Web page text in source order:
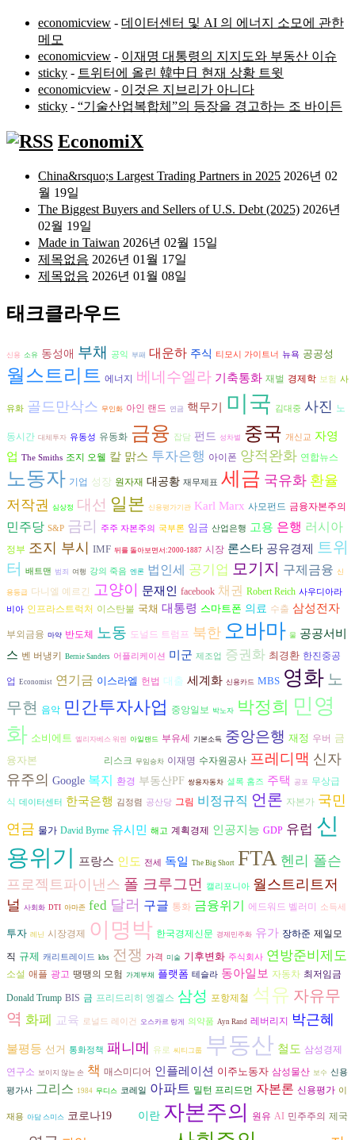
economicview - 데이터센터 및 AI 의 에너지 소모에 관한
메모
economicview - 이재명 대통령의 지지도와 부동산 이슈
sticky - 트위터에 올린 韓中日 현재 상황 트윗
economicview - 이것은 지브리가 아니다
sticky - “기술산업복합체”의 등장을 경고하는 조 바이든
EconomiX
China&rsquo;s Largest Trading Partners in 2025 2026년 02
월 19일
The Biggest Buyers and Sellers of U.S. Debt (2025) 2026년
02월 19일
Made in Taiwan 2026년 02월 15일
제목없음 2026년 01월 17일
제목없음 2026년 01월 08일
태크클라우드
신용 소유 동성애 부채 공익 부패 대운하 주식 티모시 가이트너 뉴욕 공공성
월스트리트 에너지 베네수엘라 기축통화 재벌 경제학 보험 사
유화 골드만삭스 무인화 아인 랜드 연금 핵무기 미국 김대중 사진 노
동시간 대체투자 유동성 유동화 금융 잡담 펀드 성차별 중국 개신교 자영
업 The Smiths 조지 오웰 칼 맑스 투자은행 아이폰 양적완화 연합뉴스
노동자 기업 성장 원자재 대공황 재무제표 세금 국유화 환율
저작권
심상정 대선 일본 신용평가기관 Karl Marx 사모펀드 금융자본주의
민주당 S&P 금리 주주 자본주의 국부론 임금 산업은행 고용 은행 러시아
정부 조지 부시 IMF 뒤를 돌아보면서:2000-1887 시장 론스타 공유경제
트위
터
배트맨 범죄 여행 강의 죽음 엔론 법인세 공기업 모기지 구제금융 신
용등급 다니엘 예르긴 고양이 문재인 facebook 채권 Robert Reich 사우디아라
비아 인프라스트럭처 이스탄불 국채 대통령 스마트폰 의료 수출 삼성전자
부외금융 마약 반도체 노동 도널드 트럼프 북한 오바마 물 공공서비
스 벤 버냉키 Bernie Sanders 어플리케이션 미군 제조업 증권화 최경환 한진중공
업 Economist 연기금 이스라엘 헌법 대출 세계화 신용카드 MBS 영화 노
무현
음악 민간투자사업 중앙일보 박노자 박정희 민영
화 소비에트 엘리자베스 워렌 아일랜드 부유세 기본소득 중앙은행 재정 우버 금
융자본
리스크 무임승차 이재명 수자원공사 프레디맥 신자
유주의 Google 복지 환경 부동산PF 쌍용자동차 셜록 홈즈 주택 공포 무상급
식 데이터센터 한국은행 김정렴 공산당 그림 비정규직 언론 자본가 국민
연금 물가 David Byrne 유시민 해고 계획경제 인공지능 GDP 유럽 신
용위기
프랑스 인도 전세 독일 The Big Short FTA 헨리 폴슨
프로젝트파이낸스 폴 크루그먼 캘리포니아 월스트리트저
널 사회화 DTI 아마존 fed 달러 구글 통화 금융위기 에드워드 벨러미 소득세
투자 레닌 시장경제 이명박 한국경제신문 경제민주화 유가 장하준 제일모
직 규제 캐리트레이드 kbs 전쟁 가격 미술 기후변화 주식회사 연방준비제도
소설 애플 광고 땡땡의 모험 가계부채 플랫폼 테슬라 동아일보 자동차 최저임금
Donald Trump BIS 금 프리드리히 엥겔스 삼성 포항제철 석유 자유무
역 화폐 교육 로널드 레이건 오스카르 랑게 의약품 Ayn Rand 레버리지 박근혜
불평등 선거 통화정책 패니메 유로 씨티그룹 부동산 철도 삼성경제
연구소 보이지 않는 손 책 매스미디어 인플레이션 이주노동자 삼성물산 보수 신용
평가사 그리스 1984 무디스 코레일 아파트 밀턴 프리드먼 자본론 신용평가 이
재용 아담 스미스 코로나19 이란 자본주의 원유 AI 민주주의 제국